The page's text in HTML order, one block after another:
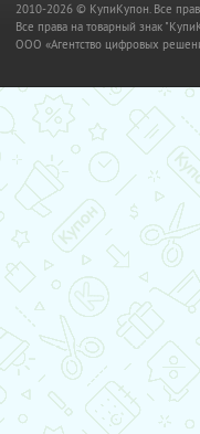
2010-2026 © КупиКупон. Все
Все права на товарный знак
OOO «Агентство цифровых